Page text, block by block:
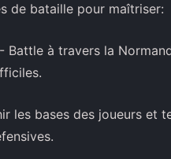
de bataille pour maîtriser:
Battle à travers la
les bases des joueurs et